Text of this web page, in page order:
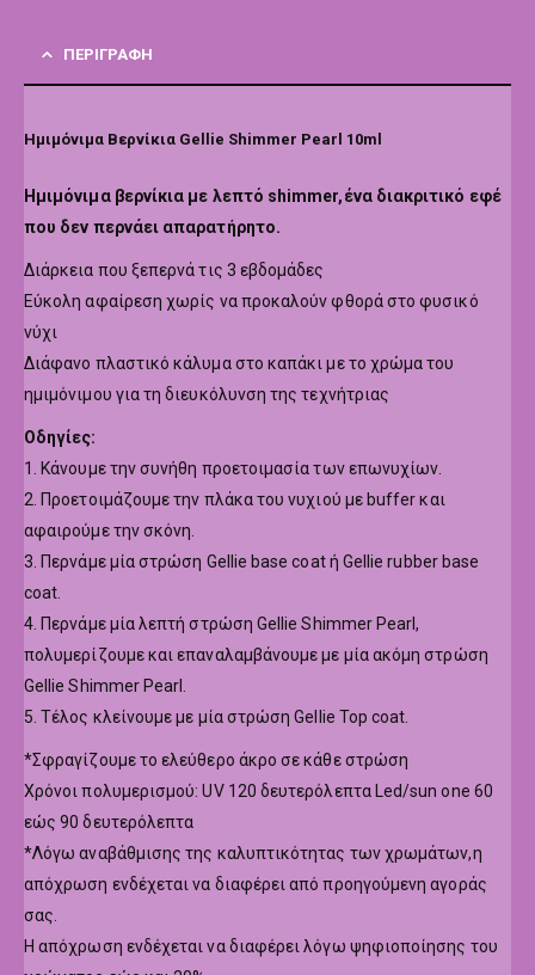
ΠΕΡΙΓΡΑΦΉ
Ημιμόνιμα Βερνίκια Gellie Shimmer Pearl 10ml
Hμιμόνιμα βερνίκια με λεπτό shimmer,ένα διακριτικό εφέ
που δεν περνάει απαρατήρητο.
Διάρκεια που ξεπερνά τις 3 εβδομάδες
Εύκολη αφαίρεση χωρίς να προκαλούν φθορά στο φυσικό
νύχι
Διάφανο πλαστικό κάλυμα στο καπάκι με το χρώμα του
ημιμόνιμου για τη διευκόλυνση της τεχνήτριας
Οδηγίες:
1. Κάνουμε την συνήθη προετοιμασία των επωνυχίων.
2. Προετοιμάζουμε την πλάκα του νυχιού με buffer και
αφαιρούμε την σκόνη.
3. Περνάμε μία στρώση Gellie base coat ή Gellie rubber base
coat.
4. Περνάμε μία λεπτή στρώση Gellie Shimmer Pearl,
πολυμερίζουμε και επαναλαμβάνουμε με μία ακόμη στρώση
Gellie Shimmer Pearl.
5. Τέλος κλείνουμε με μία στρώση Gellie Top coat.
*Σφραγίζουμε το ελεύθερο άκρο σε κάθε στρώση
Χρόνοι πολυμερισμού: UV 120 δευτερόλεπτα Led/sun one 60
εώς 90 δευτερόλεπτα
*Λόγω αναβάθμισης της καλυπτικότητας των χρωμάτων,η
απόχρωση ενδέχεται να διαφέρει από προηγούμενη αγοράς
σας.
Η απόχρωση ενδέχεται να διαφέρει λόγω ψηφιοποίησης του